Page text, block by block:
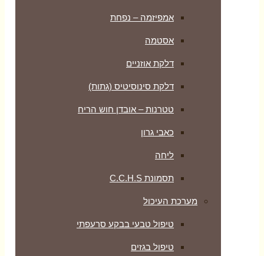
אמפיזמה – נפחת
אסטמה
דלקת אוזניים
דלקת סינוסיטיס (גתות)
טטרנות – אובדן חוש הריח
כאבי גרון
ליחה
תסמונת C.C.H.S
מערכת העיכול
טיפול טבעי בבקע סרעפתי
טיפול בגזים